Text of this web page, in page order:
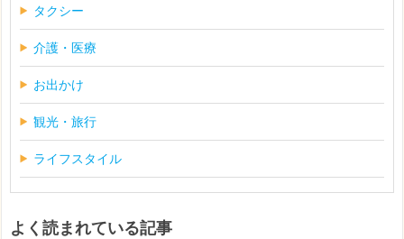
タクシー
介護・医療
お出かけ
観光・旅行
ライフスタイル
よく読まれている記事